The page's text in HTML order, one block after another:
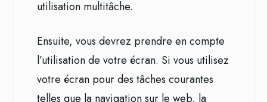
utilisation multitâche.
Ensuite, vous devrez prendre en compte
l’utilisation de votre écran. Si vous utilisez
votre écran pour des tâches courantes
telles que la navigation sur le web, la